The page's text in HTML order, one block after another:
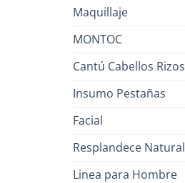
Maquillaje
MONTOC
Cantú Cabellos Rizos
Insumo Pestañas
Facial
Resplandece Natural
Linea para Hombre